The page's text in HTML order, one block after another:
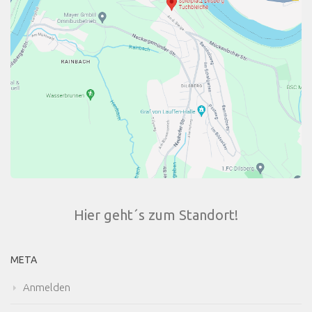
Hier geht´s zum Standort!
META
Anmelden